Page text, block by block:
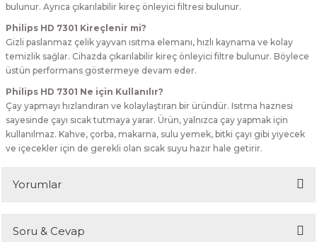
bulunur. Ayrıca çıkarılabilir kireç önleyici filtresi bulunur.
Philips HD 7301 Kireçlenir mi?
Gizli paslanmaz çelik yayvan ısıtma elemanı, hızlı kaynama ve kolay
temizlik sağlar. Cihazda çıkarılabilir kireç önleyici filtre bulunur. Böylece
üstün performans göstermeye devam eder.
Philips HD 7301 Ne için Kullanılır?
Çay yapmayı hızlandıran ve kolaylaştıran bir üründür. Isıtma haznesi
sayesinde çayı sıcak tutmaya yarar. Ürün, yalnızca çay yapmak için
kullanılmaz. Kahve, çorba, makarna, sulu yemek, bitki çayı gibi yiyecek
ve içecekler için de gerekli olan sıcak suyu hazır hale getirir.
Yorumlar
Soru & Cevap